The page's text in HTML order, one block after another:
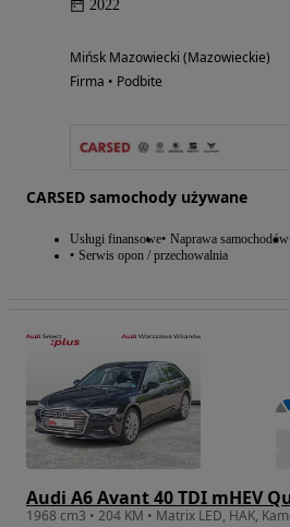
2022
Mińsk Mazowiecki (Mazowieckie)
Firma • Podbite
CARSED samochody używane
Usługi finansowe Naprawa samochodów
Serwis opon / przechowalnia